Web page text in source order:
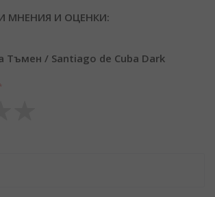
МНЕНИЯ И ОЦЕНКИ:
Тъмен / Santiago de Cuba Dark